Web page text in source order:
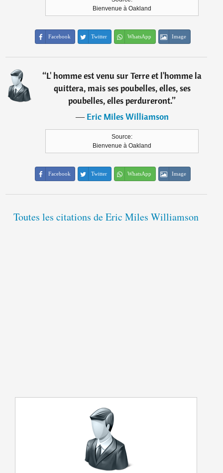
Bienvenue à Oakland
Facebook Twitter WhatsApp Image
“L' homme est venu sur Terre et l'homme la
quittera, mais ses poubelles, elles, ses
poubelles, elles perdureront.”
―Eric Miles Williamson
Source:
Bienvenue à Oakland
Facebook Twitter WhatsApp Image
Toutes les citations de Eric Miles Williamson